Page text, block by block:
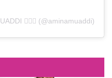
🧚🏽‍♀️ (@aminamuaddi)